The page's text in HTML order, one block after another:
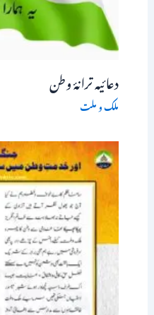
دعائیہ ترانۂ وطن
ملک و ملت